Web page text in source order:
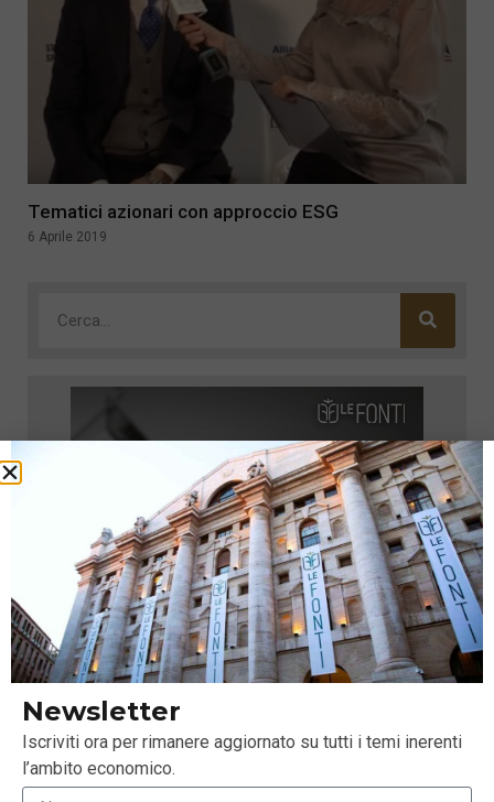
Tematici azionari con approccio ESG
6 Aprile 2019
Newsletter
Iscriviti ora per rimanere aggiornato su tutti i temi inerenti
l’ambito economico.